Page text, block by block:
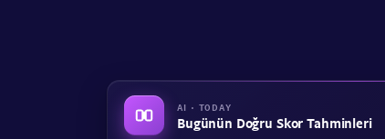
AI · TODAY
Bugünün Doğru Skor Tahminleri